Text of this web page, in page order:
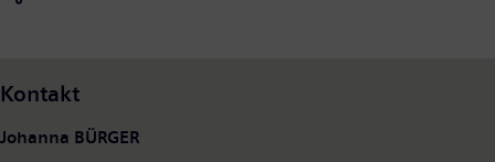
Kontakt
Johanna BÜRGER